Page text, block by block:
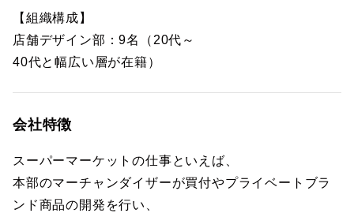
【組織構成】
店舗デザイン部：9名（20代～
40代と幅広い層が在籍）
会社特徴
スーパーマーケットの仕事といえば、
本部のマーチャンダイザーが買付やプライベートブラ
ンド商品の開発を行い、